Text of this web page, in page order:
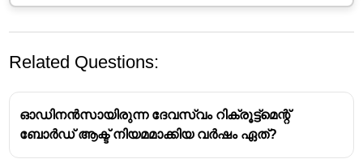
Related Questions:
ഓഡിനൻസായിരുന്ന ദേവസ്വം റിക്രൂട്ട്മെന്റ്
ബോർഡ് ആക്ട് നിയമമാക്കിയ വർഷം ഏത്?